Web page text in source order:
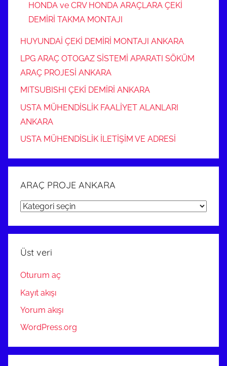
HONDA ve CRV HONDA ARAÇLARA ÇEKİ
DEMİRİ TAKMA MONTAJI
HUYUNDAİ ÇEKİ DEMİRİ MONTAJI ANKARA
LPG ARAÇ OTOGAZ SİSTEMİ APARATI SÖKÜM
ARAÇ PROJESİ ANKARA
MITSUBISHI ÇEKİ DEMİRİ ANKARA
USTA MÜHENDİSLİK FAALİYET ALANLARI
ANKARA
USTA MÜHENDİSLİK İLETİŞİM VE ADRESİ
ARAÇ PROJE ANKARA
ARAÇ
ANKARA
Üst veri
Oturum aç
Kayıt akışı
Yorum akışı
WordPress.org